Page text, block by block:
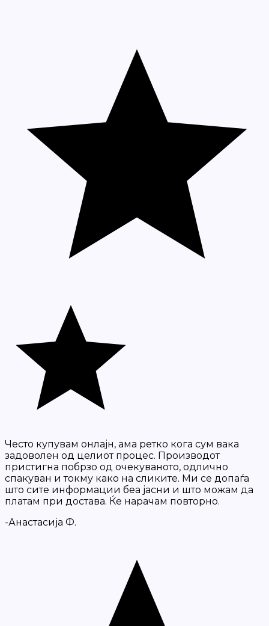
Често купувам онлајн, ама ретко кога сум вака
задоволен од целиот процес. Производот
пристигна побрзо од очекуваното, одлично
спакуван и токму како на сликите. Ми се допаѓа
што сите информации беа јасни и што можам да
платам при достава. Ќе нарачам повторно.
-Анастасија Ф.